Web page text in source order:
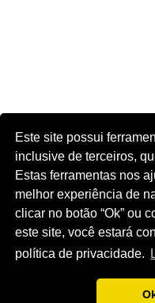
Este site possui
inclusive de terceiros,
Estas ferramentas nos
melhor experiência de
clicar no botão “Ok” ou
este site, você estará
política de privacidade.